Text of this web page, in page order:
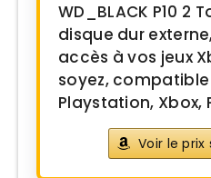
WD_BLACK P10 2
disque dur
accès à vos jeux
soyez,
Playstation, Xbox,
Voir le prix